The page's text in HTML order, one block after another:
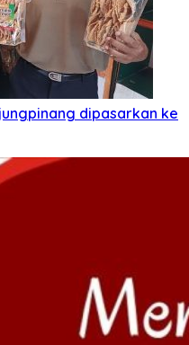
dipasarkan ke